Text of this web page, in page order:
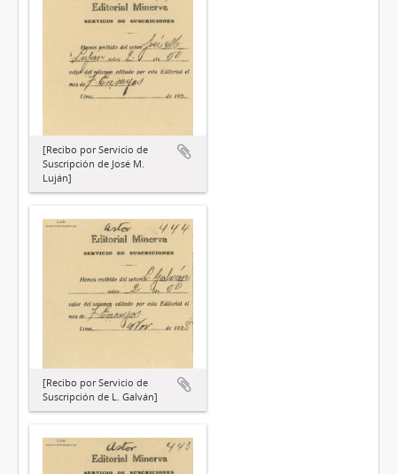
[Recibo por Servicio de
Suscripción de José M.
Luján]
[Recibo por Servicio de
Suscripción de L. Galván]